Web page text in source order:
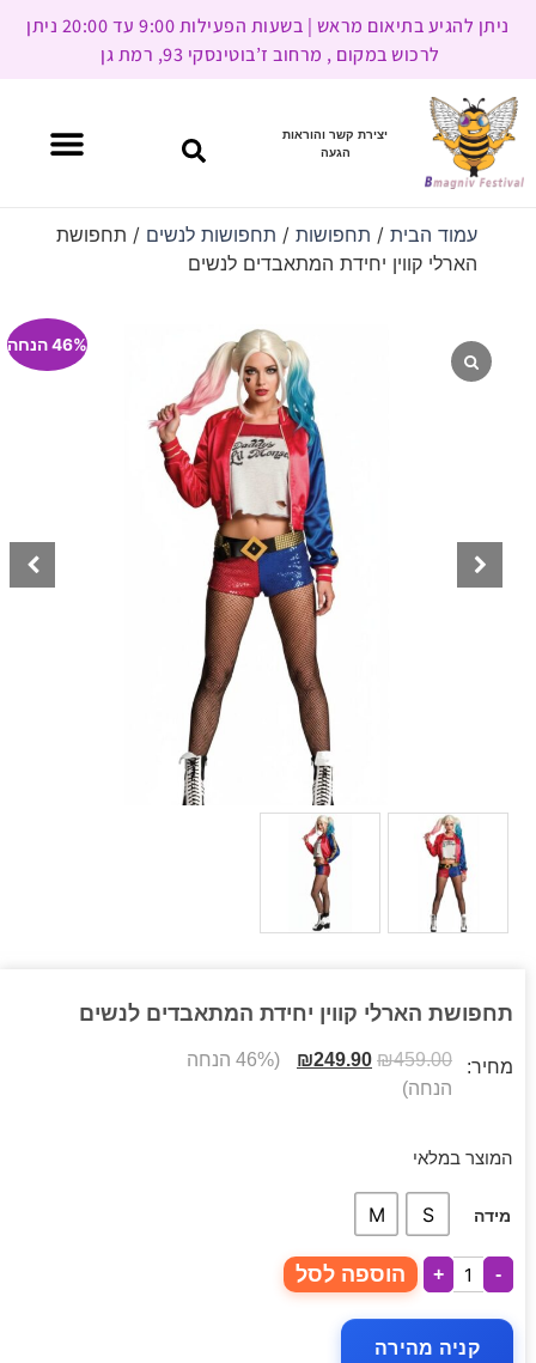
ניתן להגיע בתיאום מראש | בשעות הפעילות 9:00 עד 20:00 ניתן
לרכוש במקום , מרחוב ז’בוטינסקי 93, רמת גן
יצירת קשר והוראות
הגעה
עמוד הבית/ תחפושות/ תחפושות לנשים / תחפושת
הארלי קווין יחידת המתאבדים לנשים
46% הנחה
תחפושת הארלי קווין יחידת המתאבדים לנשים
מחיר: ₪459.00
₪249.90
(46% הנחה
הנחה)
המוצר במלאי
מידה S
M
-
+ הוספה לסל
קניה מהירה